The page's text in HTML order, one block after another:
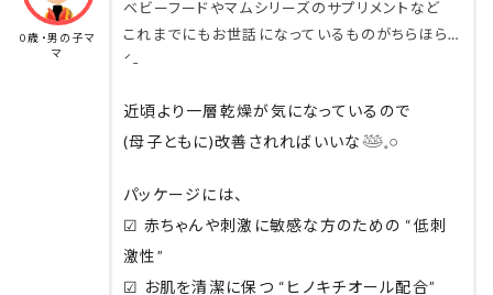
0歳・男の子マ
マ
ベビーフードやマムシリーズのサプリメントなど
これまでにもお世話になっているものがちらほら…
ˊ˗
近頃より一層乾燥が気になっているので
(母子ともに)改善されればいいな𓅸𓈒𓏸
パッケージには、
☑︎ 赤ちゃんや刺激に敏感な方のための “低刺
激性”
☑︎ お肌を清潔に保つ “ヒノキチオール配合”